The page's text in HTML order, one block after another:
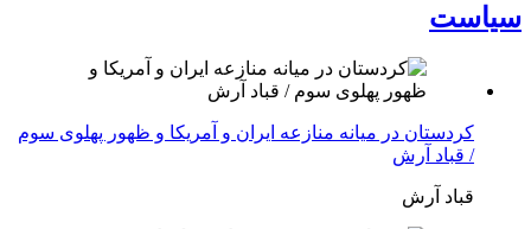
سیاست
کردستان در میانه منازعە ایران و آمریکا و ظهور پهلوی سوم
/ قباد آرش
قباد آرش